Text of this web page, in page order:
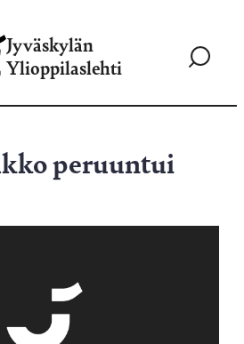
Jyväskylän
Ylioppilaslehti
Siirry
peruuntui